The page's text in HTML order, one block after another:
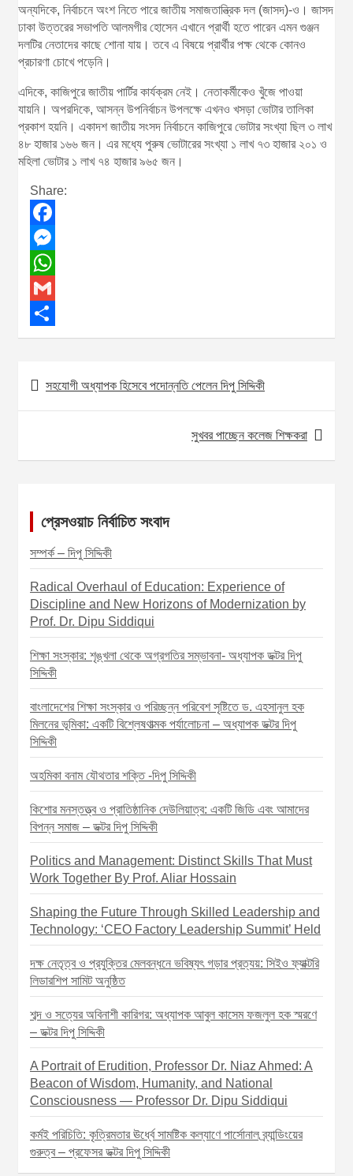
অন্যদিকে, নির্বাচনে অংশ নিতে পারে জাতীয় সমাজতান্ত্রিক দল (জাসদ)-ও। জাসদ
ঢাকা উত্তরের সভাপতি আলমগীর হোসেন এখানে প্রার্থী হতে পারেন এমন গুঞ্জন
দলটির নেতাদের কাছে শোনা যায়। তবে এ বিষয়ে প্রার্থীর পক্ষ থেকে কোনও
প্রচারণা চোখে পড়েনি।
এদিকে, কাজিপুরে জাতীয় পার্টির কার্যক্রম নেই। নেতাকর্মীকেও খুঁজে পাওয়া
যায়নি। অপরদিকে, আসন্ন উপনির্বাচন উপলক্ষে এখনও খসড়া ভোটার তালিকা
প্রকাশ হয়নি। একাদশ জাতীয় সংসদ নির্বাচনে কাজিপুরে ভোটার সংখ্যা ছিল ৩ লাখ
৪৮ হাজার ১৬৬ জন। এর মধ্যে পুরুষ ভোটারের সংখ্যা ১ লাখ ৭৩ হাজার ২০১ ও
মহিলা ভোটার ১ লাখ ৭৪ হাজার ৯৬৫ জন।
Share:
F
a
c
e
b
o
k
M
e
s
s
n
g
r
W
h
a
s
A
p
G
m
i
l
S
a
r
P
o
t
সহযোগী অধ্যাপক হিসেবে পদোন্নতি পেলেন দিপু সিদ্দিকী
সুখবর পাচ্ছেন কলেজ শিক্ষকরা
প্রেসওয়াচ নির্বাচিত সংবাদ
সম্পর্ক – দিপু সিদ্দিকী
Radical Overhaul of Education: Experience of
Discipline and New Horizons of Modernization by
Prof. Dr. Dipu Siddiqui
শিক্ষা সংস্কার: শৃঙ্খলা থেকে অগ্রগতির সম্ভাবনা- অধ্যাপক ডক্টর দিপু
সিদ্দিকী
বাংলাদেশের শিক্ষা সংস্কার ও পরিচ্ছন্ন পরিবেশ সৃষ্টিতে ড. এহসানুল হক
মিলনের ভূমিকা: একটি বিশ্লেষণাত্মক পর্যালোচনা – অধ্যাপক ডক্টর দিপু
সিদ্দিকী
অহমিকা বনাম যৌথতার শক্তি -দিপু সিদ্দিকী
কিশোর মনস্তত্ত্ব ও প্রাতিষ্ঠানিক দেউলিয়াত্ব: একটি জিডি এবং আমাদের
বিপন্ন সমাজ – ডক্টর দিপু সিদ্দিকী
Politics and Management: Distinct Skills That Must
Work Together By Prof. Aliar Hossain
Shaping the Future Through Skilled Leadership and
Technology: ‘CEO Factory Leadership Summit’ Held
দক্ষ নেতৃত্ব ও প্রযুক্তির মেলবন্ধনে ভবিষ্যৎ গড়ার প্রত্যয়: সিইও ফ্যাক্টরি
লিডারশিপ সামিট অনুষ্ঠিত
শব্দ ও সত্যের অবিনাশী কারিগর: অধ্যাপক আবুল কাসেম ফজলুল হক স্মরণে
– ডক্টর দিপু সিদ্দিকী
A Portrait of Erudition, Professor Dr. Niaz Ahmed: A
Beacon of Wisdom, Humanity, and National
Consciousness — Professor Dr. Dipu Siddiqui
কর্মই পরিচিতি: কৃত্রিমতার ঊর্ধ্বে সামষ্টিক কল্যাণে পার্সোনাল ব্র্যান্ডিংয়ের
গুরুত্ব – প্রফেসর ডক্টর দিপু সিদ্দিকী